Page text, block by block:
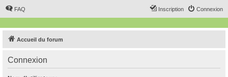
FAQ Connexion
Inscription
Accueil du forum
Connexion